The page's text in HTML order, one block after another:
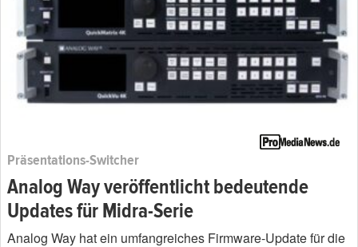
Präsentations-Switcher
Analog Way veröffentlicht bedeutende
Updates für Midra-Serie
Analog Way hat ein umfangreiches Firmware-Update für die